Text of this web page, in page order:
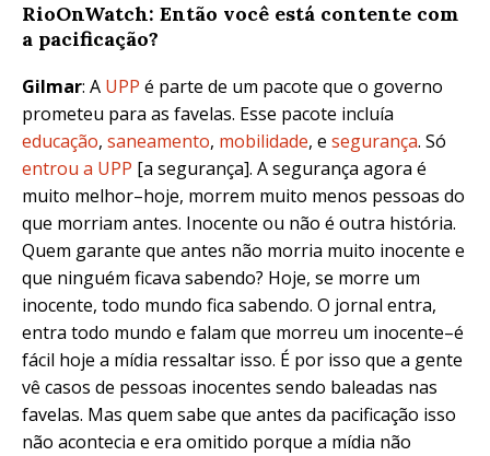
RioOnWatch: Então você está contente com
a pacificação?
Gilmar: A UPP é parte de um pacote que o governo
prometeu para as favelas. Esse pacote incluía
educação, saneamento, mobilidade, e segurança. Só
entrou a UPP [a segurança]. A segurança agora é
muito melhor–hoje, morrem muito menos pessoas do
que morriam antes. Inocente ou não é outra história.
Quem garante que antes não morria muito inocente e
que ninguém ficava sabendo? Hoje, se morre um
inocente, todo mundo fica sabendo. O jornal entra,
entra todo mundo e falam que morreu um inocente–é
fácil hoje a mídia ressaltar isso. É por isso que a gente
vê casos de pessoas inocentes sendo baleadas nas
favelas. Mas quem sabe que antes da pacificação isso
não acontecia e era omitido porque a mídia não